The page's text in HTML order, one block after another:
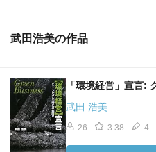
武田浩美の作品
「環境経営」宣言:
武田 浩美
26 3.38 4